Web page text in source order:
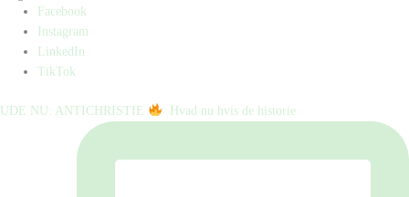
Facebook
Instagram
LinkedIn
TikTok
UDE NU: ANTICHRISTIE ⁠ ⁠ Hvad nu hvis de historie